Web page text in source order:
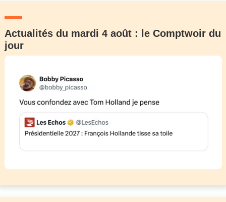
Actualités du mardi 4 août : le Comptwoir du
jour